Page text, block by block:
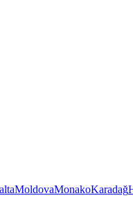
MoldovaMonakoKaradağ